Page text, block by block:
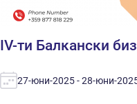
IV-ти Балкански
27-юни-2025 - 28-юни-